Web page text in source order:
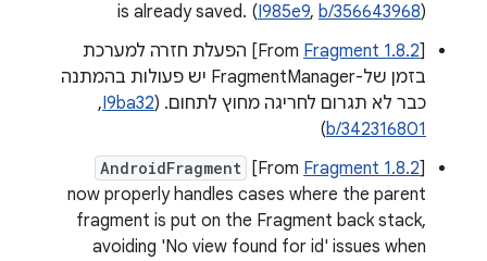
is already saved. (I985e9, b/356643968)
‫[From
Fragment 1.8.2
] הפעלת חזרה למערכת
בזמן של-FragmentManager יש פעולות בהמתנה
כבר לא תגרום לחריגה מחוץ לתחום. (I9ba32
, ‏
b/342316801
)
‫[From
Fragment 1.8.2
] ‫
AndroidFragment
now properly handles cases where the parent
fragment is put on the Fragment back stack,
avoiding 'No view found for id' issues when